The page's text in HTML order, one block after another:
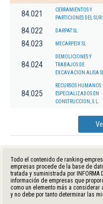
84.021
CERRAMIENTOS Y
PARTICIONES DEL SUR
84.022 DARPAT SL
84.023 MECARPEIX SL
84.024
DEMOLICIONES Y
TRABAJOS DE
EXCAVACION ALISA SL
84.025
RECURSOS HUMANOS
ESPECIALIZADOS EN
CONSTRUCCION, S.L.
Todo el contenido de ranking-
empresas procede de la base de
tratada y suministrada por INFORMA
información de empresas que
como un elemento más a
y no debe por tanto determinar las